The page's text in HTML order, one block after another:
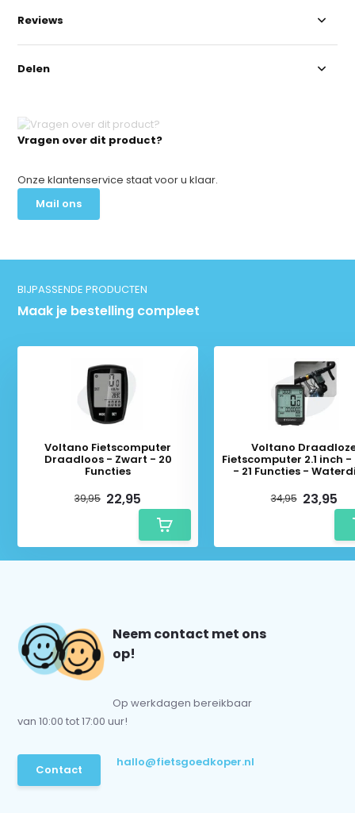
Vragen over dit product?
Onze klantenservice staat voor u klaar.
Mail ons
Reviews
Delen
BIJPASSENDE PRODUCTEN
Maak je bestelling compleet
Voltano Fietscomputer
Draadloos - Zwart - 20
Functies
39,95 22,95
Voltano
Fietscomputer 2.1 inch
- 21 Functies -
34,95 23,95
Neem contact met ons
op!
Op werkdagen bereikbaar
van 10:00 tot 17:00 uur!
Contact
hallo@fietsgoedkoper.nl